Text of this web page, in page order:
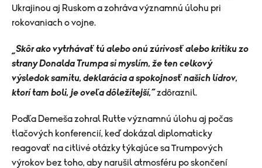
Ukrajinou aj Ruskom a zohráva významnú úlohu pri
rokovaniach o vojne.
„Skôr ako vytrhávať tú alebo onú zúrivosť alebo kritiku zo
strany Donalda Trumpa si myslím, že ten celkový
výsledok samitu, deklarácia a spokojnosť našich lídrov,
ktorí tam boli, je oveľa dôležitejší,“zdôraznil.
Podľa Demeša zohral Rutte významnú úlohu aj počas
tlačových konferencií, keď dokázal diplomaticky
reagovať na citlivé otázky týkajúce sa Trumpových
výrokov bez toho, aby narušil atmosféru po skončení